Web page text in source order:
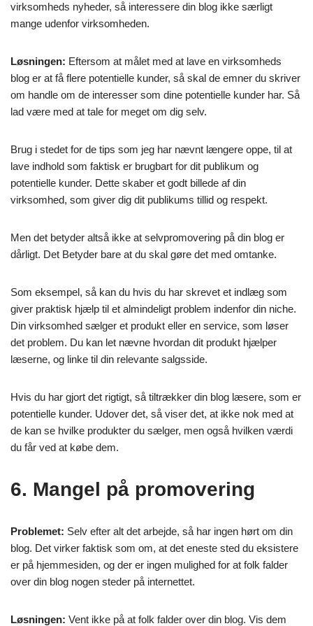
virksomheds nyheder, så interessere din blog ikke særligt
mange udenfor virksomheden.
Løsningen: Eftersom at målet med at lave en virksomheds
blog er at få flere potentielle kunder, så skal de emner du skriver
om handle om de interesser som dine potentielle kunder har. Så
lad være med at tale for meget om dig selv.
Brug i stedet for de tips som jeg har nævnt længere oppe, til at
lave indhold som faktisk er brugbart for dit publikum og
potentielle kunder. Dette skaber et godt billede af din
virksomhed, som giver dig dit publikums tillid og respekt.
Men det betyder altså ikke at selvpromovering på din blog er
dårligt. Det Betyder bare at du skal gøre det med omtanke.
Som eksempel, så kan du hvis du har skrevet et indlæg som
giver praktisk hjælp til et almindeligt problem indenfor din niche.
Din virksomhed sælger et produkt eller en service, som løser
det problem. Du kan let nævne hvordan dit produkt hjælper
læserne, og linke til din relevante salgsside.
Hvis du har gjort det rigtigt, så tiltrækker din blog læsere, som er
potentielle kunder. Udover det, så viser det, at ikke nok med at
de kan se hvilke produkter du sælger, men også hvilken værdi
du får ved at købe dem.
6. Mangel på promovering
Problemet: Selv efter alt det arbejde, så har ingen hørt om din
blog. Det virker faktisk som om, at det eneste sted du eksistere
er på hjemmesiden, og der er ingen mulighed for at folk falder
over din blog nogen steder på internettet.
Løsningen: Vent ikke på at folk falder over din blog. Vis dem